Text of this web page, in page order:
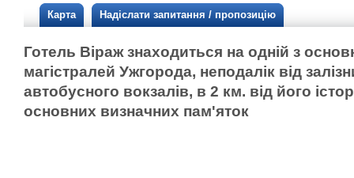
Карта Надіслати запитання / пропозицію
Готель Віраж знаходиться на одній з
магістралей Ужгорода, неподалік від
автобусного вокзалів, в 2 км. від його
основних визначних пам'яток